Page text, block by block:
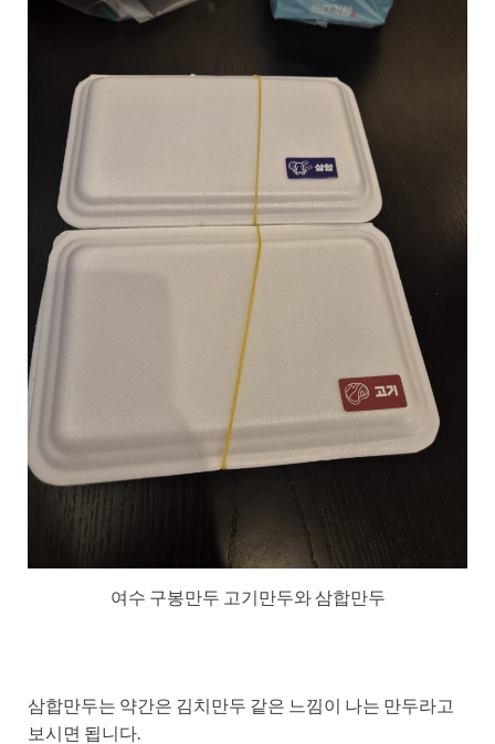
여수 구봉만두 고기만두와 삼합만두
삼합만두는 약간은 김치만두 같은 느낌이 나는 만두라고
보시면 됩니다.